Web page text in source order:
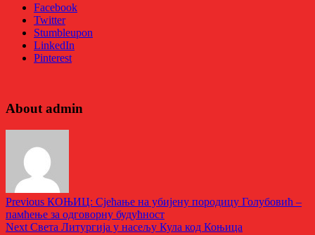
Facebook
Twitter
Stumbleupon
LinkedIn
Pinterest
About admin
Previous КОЊИЦ: Сјећање на убијену породицу Голубовић –
памћење за одговорну будућност
Next Света Литургија у насељу Кула код Коњица